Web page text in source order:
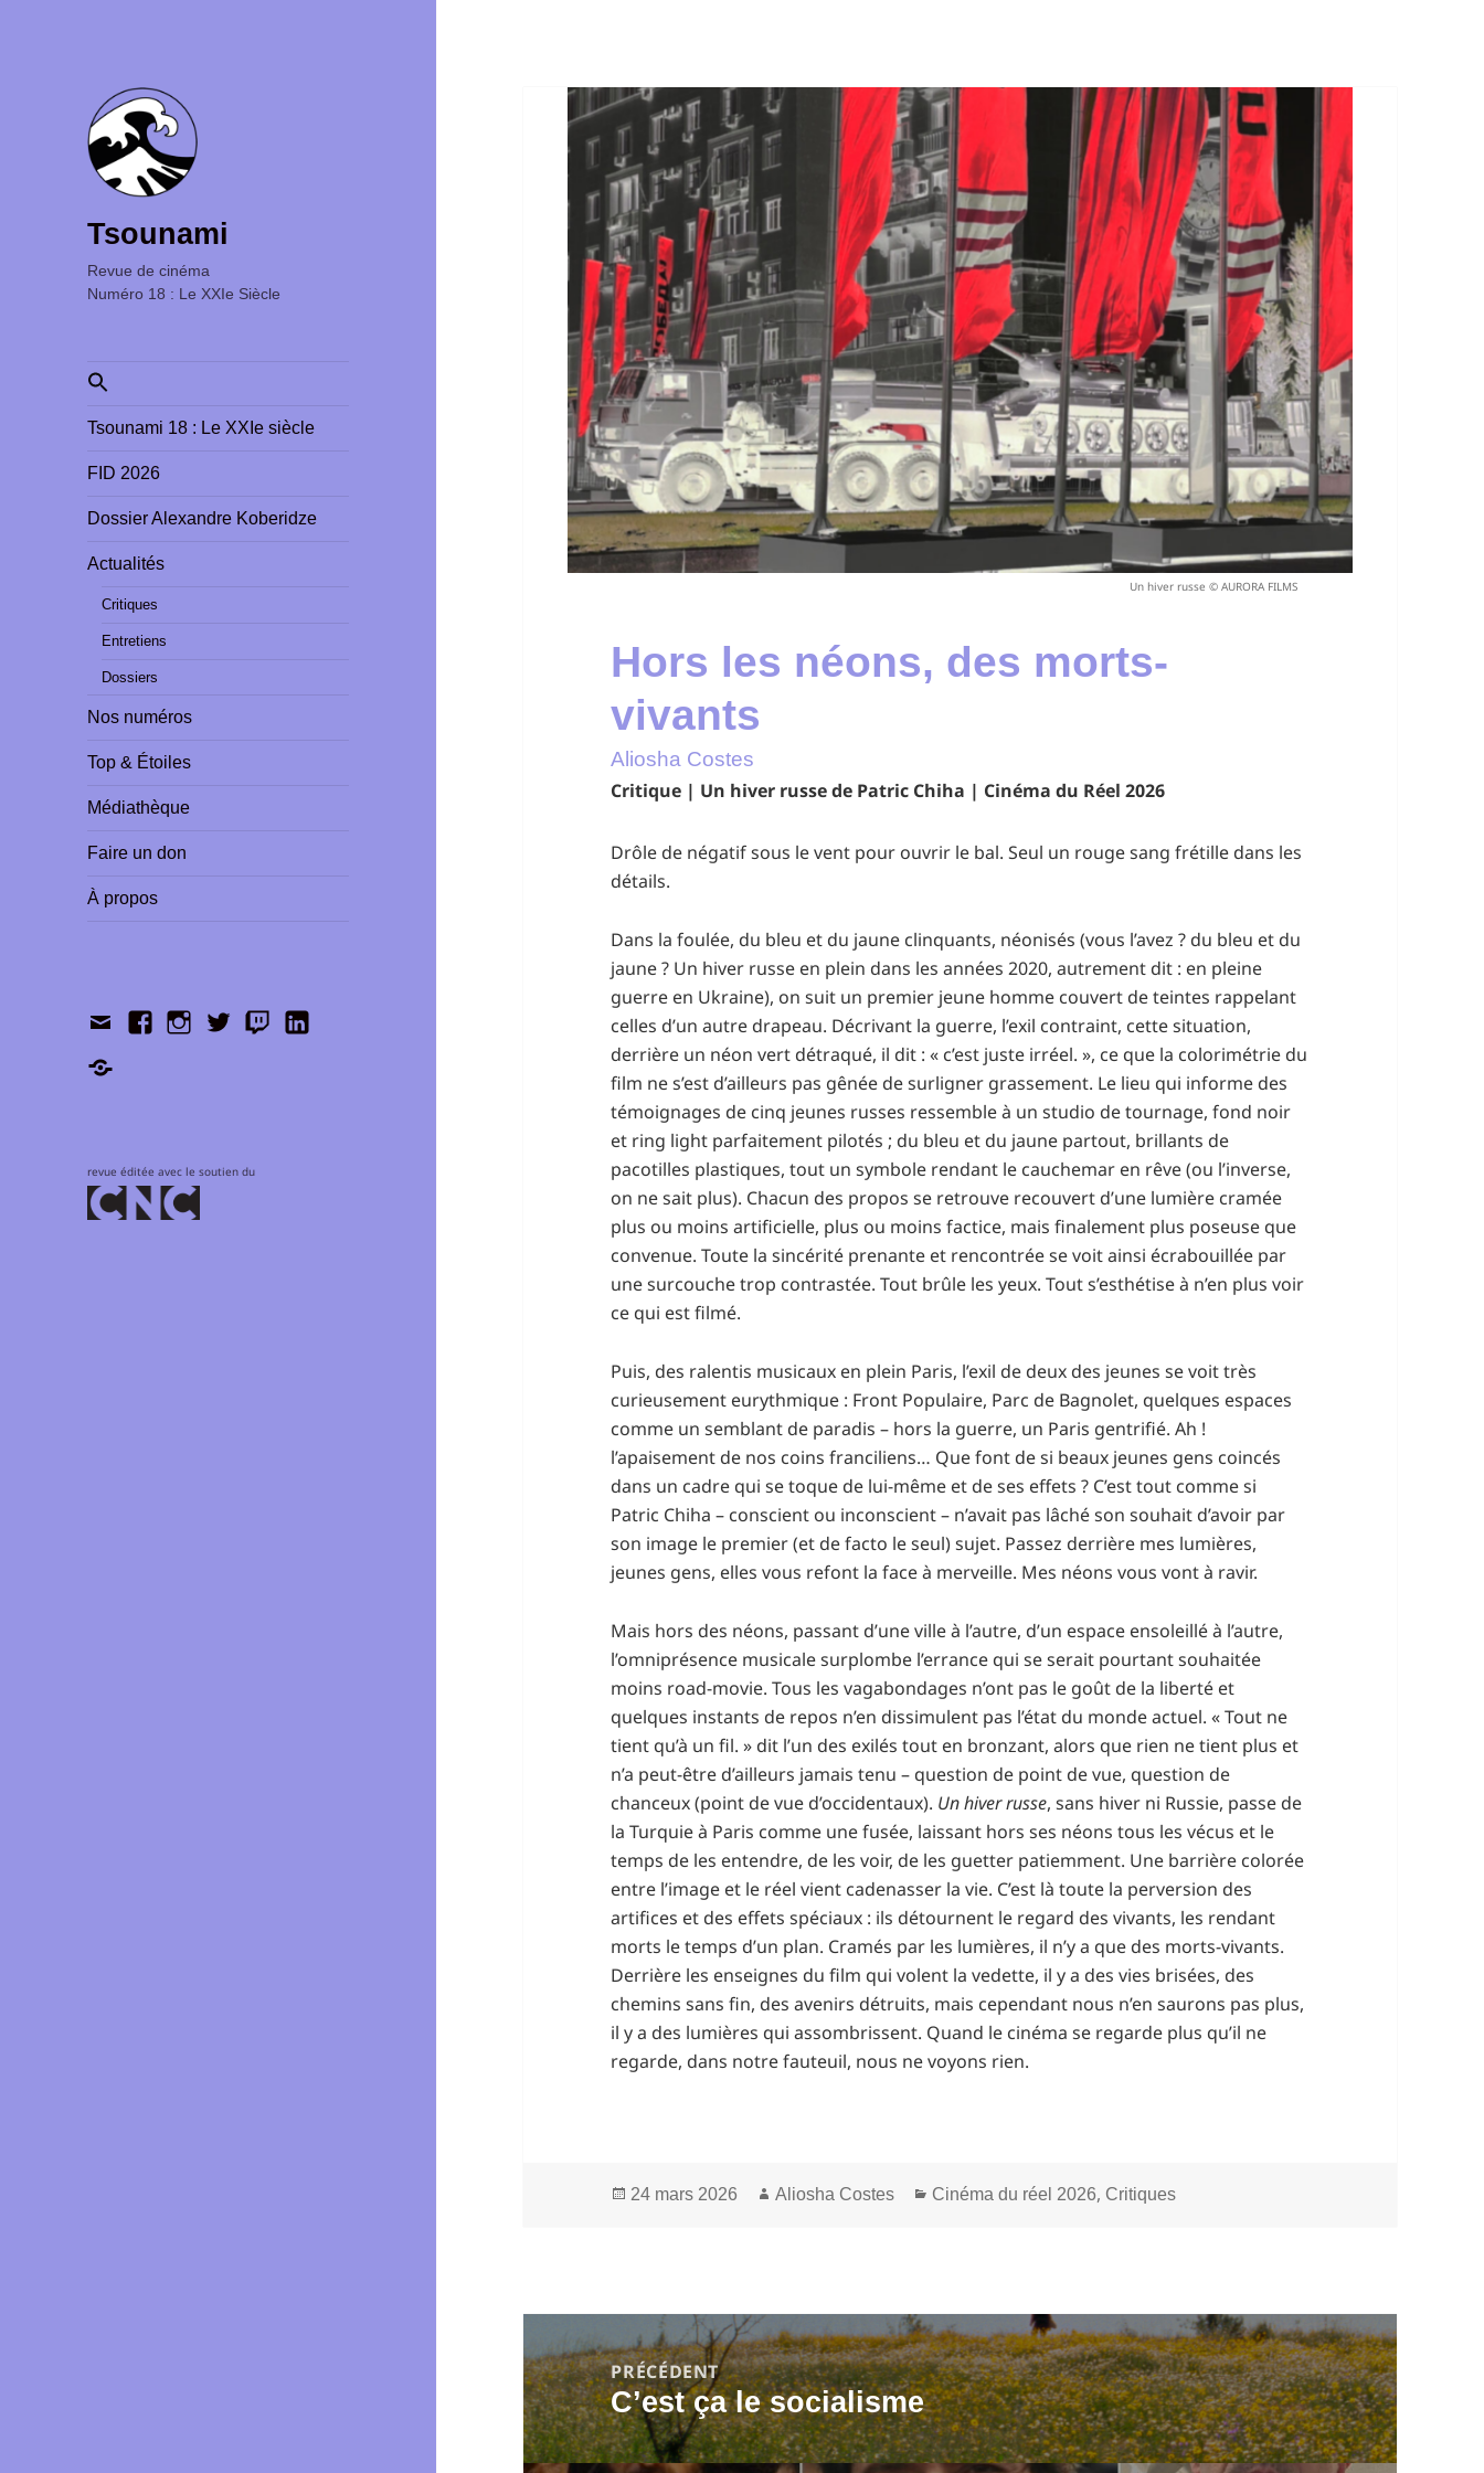
Tsounami
Revue de cinéma ‎ ‎ ‎ ‎ ‎ ‎ ‎ ‎ ‎ ‎ ‎ ‎ ‎ ‎ ‎ ‎ ‎ ‎ ‎ ‎ ‎ ‎ ‎ ‎ ‎ ‎
Numéro 18 : Le XXIe Siècle
Search
for:
Tsounami 18 : Le XXIe siècle
FID 2026
Dossier Alexandre Koberidze
Actualités
Critiques
Entretiens
Dossiers
Nos numéros
Top & Étoiles
Médiathèque
Faire un don
À propos
ContactFacebookInstagramTwitterTwitchLinkedIn
Shop
revue éditée avec le soutien du
Un hiver russe © AURORA FILMS
Hors les néons, des morts-
vivants
Aliosha Costes
Critique | Un hiver russe de Patric Chiha | Cinéma du Réel 2026
Drôle de négatif sous le vent pour ouvrir le bal. Seul un rouge sang frétille dans les
détails.
Dans la foulée, du bleu et du jaune clinquants, néonisés (vous l’avez ? du bleu et du
jaune ? Un hiver russe en plein dans les années 2020, autrement dit : en pleine
guerre en Ukraine), on suit un premier jeune homme couvert de teintes rappelant
celles d’un autre drapeau. Décrivant la guerre, l’exil contraint, cette situation,
derrière un néon vert détraqué, il dit : « c’est juste irréel. », ce que la colorimétrie du
film ne s’est d’ailleurs pas gênée de surligner grassement. Le lieu qui informe des
témoignages de cinq jeunes russes ressemble à un studio de tournage, fond noir
et ring light parfaitement pilotés ; du bleu et du jaune partout, brillants de
pacotilles plastiques, tout un symbole rendant le cauchemar en rêve (ou l’inverse,
on ne sait plus). Chacun des propos se retrouve recouvert d’une lumière cramée
plus ou moins artificielle, plus ou moins factice, mais finalement plus poseuse que
convenue. Toute la sincérité prenante et rencontrée se voit ainsi écrabouillée par
une surcouche trop contrastée. Tout brûle les yeux. Tout s’esthétise à n’en plus voir
ce qui est filmé.
Puis, des ralentis musicaux en plein Paris, l’exil de deux des jeunes se voit très
curieusement eurythmique : Front Populaire, Parc de Bagnolet, quelques espaces
comme un semblant de paradis – hors la guerre, un Paris gentrifié. Ah !
l’apaisement de nos coins franciliens… Que font de si beaux jeunes gens coincés
dans un cadre qui se toque de lui-même et de ses effets ? C’est tout comme si
Patric Chiha – conscient ou inconscient – n’avait pas lâché son souhait d’avoir par
son image le premier (et de facto le seul) sujet. Passez derrière mes lumières,
jeunes gens, elles vous refont la face à merveille. Mes néons vous vont à ravir.
Mais hors des néons, passant d’une ville à l’autre, d’un espace ensoleillé à l’autre,
l’omniprésence musicale surplombe l’errance qui se serait pourtant souhaitée
moins road-movie. Tous les vagabondages n’ont pas le goût de la liberté et
quelques instants de repos n’en dissimulent pas l’état du monde actuel. « Tout ne
tient qu’à un fil. » dit l’un des exilés tout en bronzant, alors que rien ne tient plus et
n’a peut-être d’ailleurs jamais tenu – question de point de vue, question de
chanceux (point de vue d’occidentaux). Un hiver russe, sans hiver ni Russie, passe de
la Turquie à Paris comme une fusée, laissant hors ses néons tous les vécus et le
temps de les entendre, de les voir, de les guetter patiemment. Une barrière colorée
entre l’image et le réel vient cadenasser la vie. C’est là toute la perversion des
artifices et des effets spéciaux : ils détournent le regard des vivants, les rendant
morts le temps d’un plan. Cramés par les lumières, il n’y a que des morts-vivants.
Derrière les enseignes du film qui volent la vedette, il y a des vies brisées, des
chemins sans fin, des avenirs détruits, mais cependant nous n’en saurons pas plus,
il y a des lumières qui assombrissent. Quand le cinéma se regarde plus qu’il ne
regarde, dans notre fauteuil, nous ne voyons rien.
Publié
24 mars 2026 Auteur
Aliosha Costes Catégories
Cinéma du réel 2026, Critiques
de
l’article
PRÉCÉDENT
Article
précédent :
C’est ça le socialisme